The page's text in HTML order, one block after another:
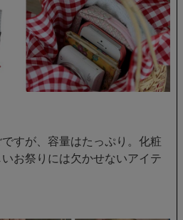
すが、容量はたっぷり。化粧
お祭りには欠かせないアイテ